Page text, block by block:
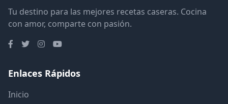
Tu destino para las mejores recetas caseras. Cocina
con amor, comparte con pasión.
Enlaces Rápidos
Inicio